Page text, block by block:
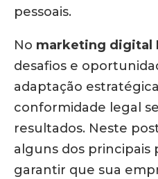
pessoais.
No marketing digital
desafios e
adaptação
conformidade legal
resultados. Neste
alguns dos principais
garantir que sua